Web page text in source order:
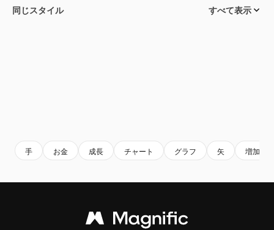
同じスタイル すべて表示
手 お金 成長 チャート グラフ 矢 増加する